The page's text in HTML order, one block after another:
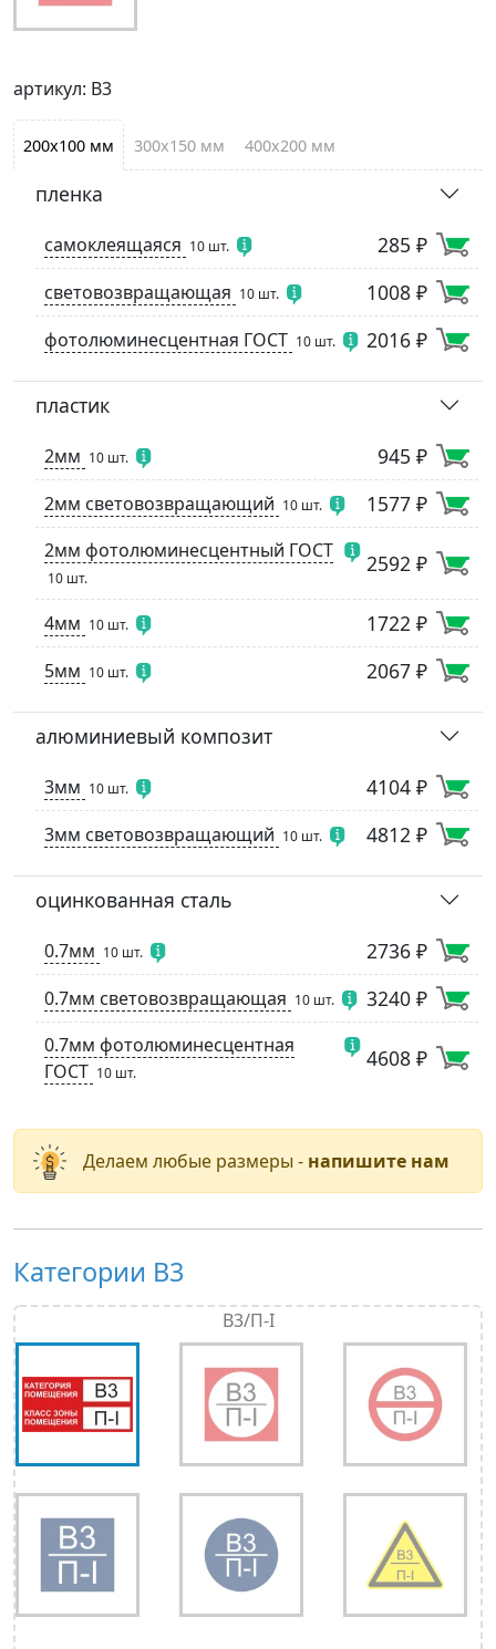
артикул: В3
200х100 мм 300х150 мм 400х200 мм
пленка
самоклеящаяся 10 шт. 285 ₽
световозвращающая 10 шт. 1008 ₽
фотолюминесцентная ГОСТ 10 шт. 2016 ₽
пластик
2мм 10 шт. 945 ₽
2мм световозвращающий 10 шт. 1577 ₽
2мм фотолюминесцентный ГОСТ
10 шт.
2592 ₽
4мм 10 шт. 1722 ₽
5мм 10 шт. 2067 ₽
алюминиевый композит
3мм 10 шт. 4104 ₽
3мм световозвращающий 10 шт. 4812 ₽
оцинкованная сталь
0.7мм 10 шт. 2736 ₽
0.7мм световозвращающая 10 шт. 3240 ₽
0.7мм фотолюминесцентная
ГОСТ 10 шт.
4608 ₽
Делаем любые размеры - напишите нам
Категории В3
В3/П-I